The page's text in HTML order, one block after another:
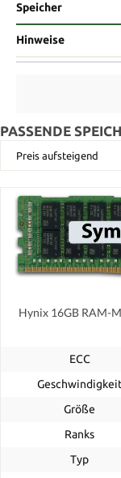
Speicher
Hinweise
PASSENDE
Hynix 16GB RAM-
ECC
Geschwindigkeit
Größe
Ranks
Typ